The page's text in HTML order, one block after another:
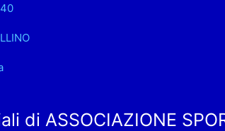
di ASSOCIAZIONE